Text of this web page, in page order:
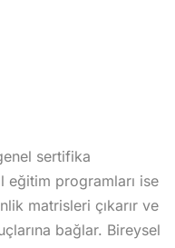
sertifika
eğitim programları ise
matrisleri çıkarır ve
bağlar. Bireysel